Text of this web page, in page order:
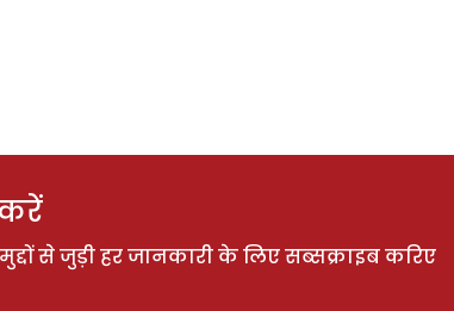
से जुड़ी हर जानकारी के लिए सब्सक्राइब करिए